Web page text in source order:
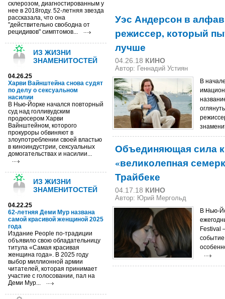
склерозом, диагностированным у
нее в 2018году. 52-летняя звезда
рассказала, что она
"действительно свободна от
рецидивов" симптомов...
ИЗ ЖИЗНИ
ЗНАМЕНИТОСТЕЙ
04.26.25
Харви Вайнштейна снова судят
по делу о сексуальном
насилии
В Нью-Йорке начался повторный
суд над голливудским
продюсером Харви
Вайнштейном, которого
прокуроры обвиняют в
злоупотреблении своей властью
в киноиндустрии, сексуальных
домогательствах и насилии...
ИЗ ЖИЗНИ
ЗНАМЕНИТОСТЕЙ
04.22.25
62-летняя Деми Мур названа
самой красивой женщиной 2025
года
Издание People по-традиции
объявило свою обладательницу
титула «Самая красивая
женщина года». В 2025 году
выбор миллионной армии
читателей, которая принимает
участие с голосовании, пал на
Деми Мур...
Уэс Андерсон в
режиссер, который
лучше
04.26.18 КИНО
Автор: Геннадий Устиян
В
Объединяющая сила
«великолепная
Трайбеке
04.17.18 КИНО
Автор: Юрий Мергольд
В Нью-
Festival